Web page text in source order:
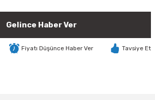
Gelince Haber Ver
Fiyatı Düşünce Haber Ver Tavsiye Et